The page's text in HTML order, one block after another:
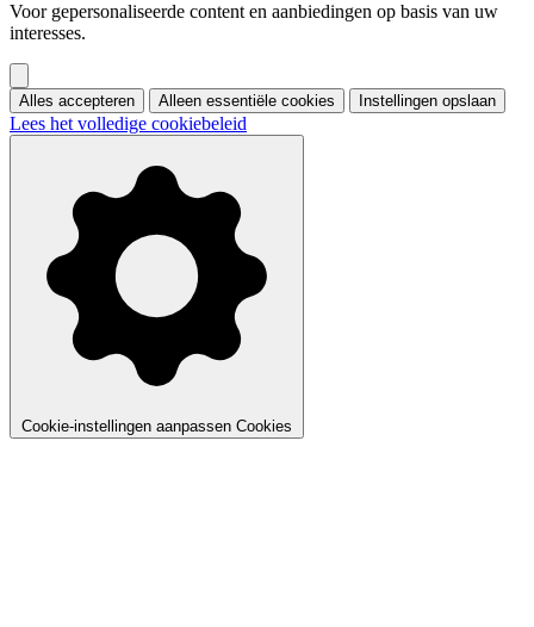
Voor gepersonaliseerde content en aanbiedingen op basis van uw
interesses.
Alles accepteren Alleen essentiële cookies Instellingen opslaan
Lees het volledige cookiebeleid
Cookie-instellingen aanpassen Cookies